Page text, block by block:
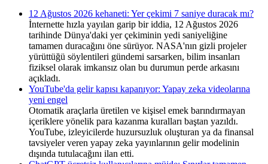
12 Ağustos 2026 kehaneti: Yer çekimi 7 saniye duracak mı?
İnternette hızla yayılan garip bir iddia, 12 Ağustos 2026
tarihinde Dünya'daki yer çekiminin yedi saniyeliğine
tamamen duracağını öne sürüyor. NASA'nın gizli projeler
yürüttüğü söylentileri gündemi sarsarken, bilim insanları
fiziksel olarak imkansız olan bu durumun perde arkasını
açıkladı.
YouTube'da gelir kapısı kapanıyor: Yapay zeka videolarına
yeni engel
Otomatik araçlarla üretilen ve kişisel emek barındırmayan
içeriklere yönelik para kazanma kuralları baştan yazıldı.
YouTube, izleyicilerde huzursuzluk oluşturan ya da finansal
tavsiyeler veren yapay zeka yayınlarının gelir modelinin
dışında tutulacağını ilan etti.